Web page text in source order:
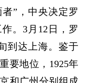
者” ，中央决定罗
。 3 月 12 日，罗
到达上海。鉴于
要地位， 1925年
和广州分别组成